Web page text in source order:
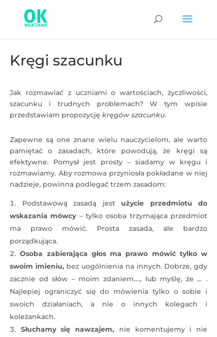
Kręgi szacunku
Jak rozmawiać z uczniami o wartościach, życzliwości,
szacunku i trudnych problemach? W tym wpisie
przedstawiam propozycję kręgów szacunku.
Zapewne są one znane wielu nauczycielom, ale warto
pamiętać o zasadach, które powodują, że kręgi są
efektywne. Pomysł jest prosty – siadamy w kręgu i
rozmawiamy. Aby rozmowa przyniosła pokładane w niej
nadzieje, powinna podlegać trzem zasadom:
Podstawową zasadą jest użycie przedmiotu do
wskazania mówcy – tylko osoba trzymająca przedmiot
ma prawo mówić. Prosta zasada, ale bardzo
porządkująca.
Osoba zabierająca głos ma prawo mówić tylko w
swoim imieniu, bez uogólnienia na innych. Dobrze, gdy
zacznie od słów – moim zdaniem…., lub myślę, że … .
Najlepiej ograniczyć się do mówienia tylko o sobie i
swoich działaniach, a nie o innych kolegach i
koleżankach.
Słuchamy się nawzajem, nie komentujemy i nie